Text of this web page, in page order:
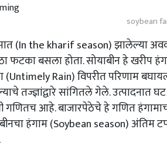
soybean
(In the kharif season) झालेल्या
फटका बसला होता. सोयाबीन हे
Rain) विपरीत परिणाम
तज्ज्ञांद्वारे सांगितले गेले. उत्पादनात
गणितच आहे. बाजारपेठेचे हे गणित
हंगाम (Soybean season) अंतिम